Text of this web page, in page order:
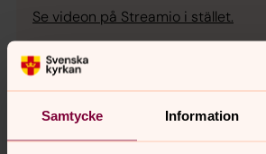
Samtycke Information
Se videon på Streamio i stället.
Ändra inställningar